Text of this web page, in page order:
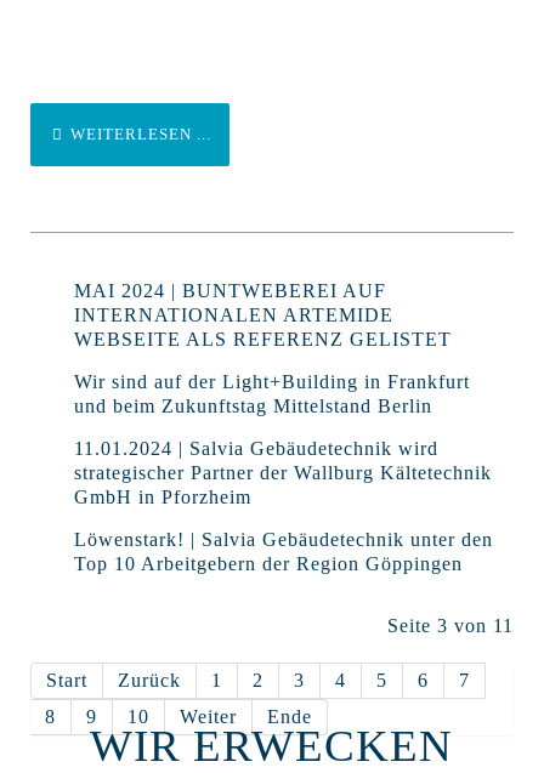
WEITERLESEN ...
MAI 2024 | BUNTWEBEREI AUF
INTERNATIONALEN ARTEMIDE
WEBSEITE ALS REFERENZ GELISTET
Wir sind auf der Light+Building in Frankfurt
und beim Zukunftstag Mittelstand Berlin
11.01.2024 | Salvia Gebäudetechnik wird
strategischer Partner der Wallburg Kältetechnik
GmbH in Pforzheim
Löwenstark! | Salvia Gebäudetechnik unter den
Top 10 Arbeitgebern der Region Göppingen
Seite 3 von 11
Start Zurück 1 2 3 4 5 6
7
8
9 10 Weiter Ende
WIR ERWECKEN